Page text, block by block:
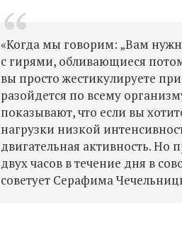
«Когда мы говорим: „Вам
с гирями, обливающиеся
вы просто жестикулируете
разойдется по всему
показывают, что если вы
нагрузки низкой
двигательная активность. Но
двух часов в течение дня в
советует Серафима